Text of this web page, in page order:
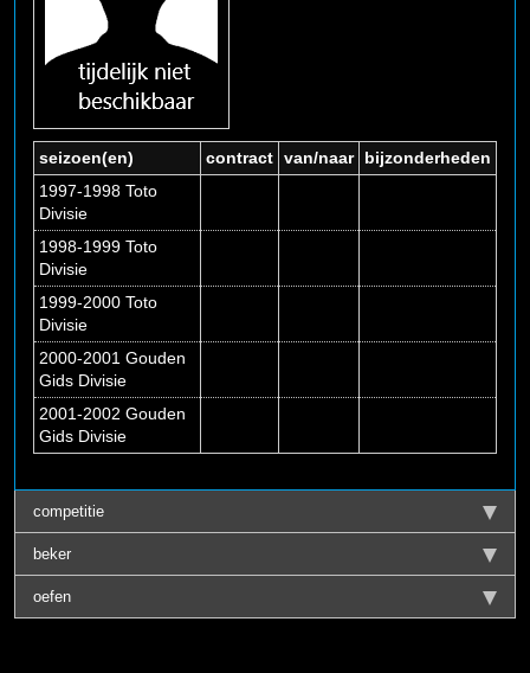
seizoen(en) contract van/naar
bijzonderheden
1997-1998 Toto
Divisie
1998-1999 Toto
Divisie
1999-2000 Toto
Divisie
2000-2001 Gouden
Gids Divisie
2001-2002 Gouden
Gids Divisie
competitie
beker
oefen